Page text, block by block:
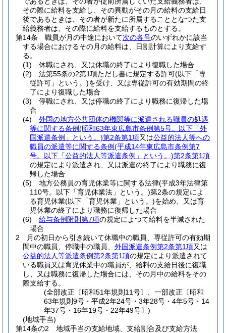
その際に給料を支給し、その異動がその月の給料の支給日
後であるときは、その者が新たに所属することとなつた支
給義務者は、その際に給料を支給するものとする。
第14条
職員が月の中途において次の各号のいずれかに該当
する場合におけるその月の給料は、日割計算により支給す
る。
(1)
休職にされ、又は休職の終了により復職した場合
(2)
法第55条の2第1項ただし書に規定する許可(以下「専
従許可」という。)を受け、又は専従許可の有効期間の終
了により復職した場合
(3)
停職にされ、又は停職の終了により職務に復帰した場
合
(4)
外国の地方公共団体の機関等に派遣される職員の処遇
等に関する条例(昭和63年東広島市条例第5号。以下「外
国派遣条例」という。)第2条第1項又は公益的法人等への
職員の派遣等に関する条例(平成14年東広島市条例第7
号。以下「公益的法人等派遣条例」という。)第2条第1項
の規定により派遣され、又は派遣の終了により職務に復
帰した場合
(5)
地方公務員の育児休業等に関する法律(平成3年法律第
110号。以下「育児休業法」という。)第2条の規定によ
る育児休業(以下「育児休業」という。)を始め、又は育
児休業の終了により職務に復帰した場合
(6)
給与条例附則第7項の規定によつて給料を半減された
場合
2
月の初日から引き続いて休職中の職員、専従許可の有効期
間中の職員、停職中の職員、 外国派遣条例第2条第1項又は
公益的法人等派遣条例第2条第1項の規定により派遣されて
いる職員又は育児休業中の職員が、給料の支給日後に復職
し、又は職務に復帰した場合には、その月中の給料をその
際支給する。
(全部改正〔昭和51年規則11号〕、一部改正〔昭和
63年規則9号・平成2年24号・3年28号・4年5号・14
年37号・16年19号・22年49号〕)
(地域手当)
第14条の2
地域手当の支給地域、支給割合及び支給方法